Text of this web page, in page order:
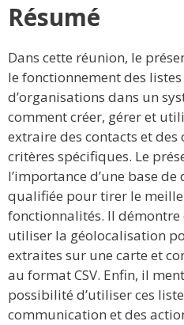
Résumé
Dans cette réunion, le
le fonctionnement des
d’organisations dans un
comment créer, gérer et
extraire des contacts et
critères spécifiques. Le
l’importance d’une base
qualifiée pour tirer le
fonctionnalités. Il
utiliser la géolocalisation
extraites sur une carte et
au format CSV. Enfin, il
possibilité d’utiliser ces
communication et des